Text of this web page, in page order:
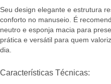
Seu design elegante e estrutura
conforto no manuseio. É
neutro e esponja macia para
prática e versátil para quem
dia.
Características Técnicas: